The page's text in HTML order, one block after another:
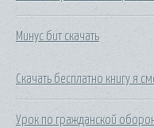
Минус бит скачать
Скачать бесплатно книгу я
Урок по гражданской